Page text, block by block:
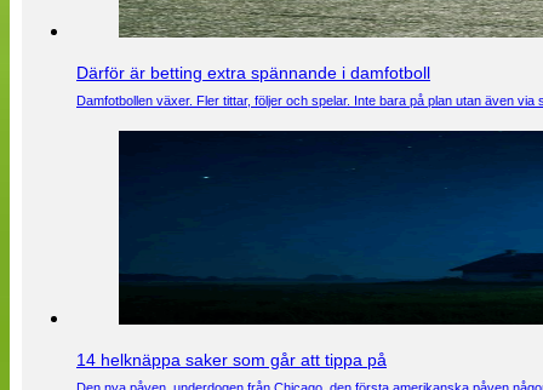
Därför är betting extra spännande i damfotboll
Damfotbollen växer. Fler tittar, följer och spelar. Inte bara på plan utan även
14 helknäppa saker som går att tippa på